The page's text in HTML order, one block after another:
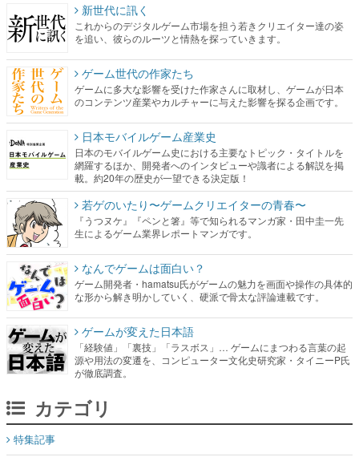
ゲーム世代の作家たち
ゲームに多大な影響を受けた作家さんに取材し、ゲームが日本
のコンテンツ産業やカルチャーに与えた影響を探る企画です。
日本モバイルゲーム産業史
日本のモバイルゲーム史における主要なトピック・タイトルを
網羅するほか、開発者へのインタビューや識者による解説を掲
若ゲのいたり〜ゲームクリエイターの青春〜
『うつヌケ』『ペンと箸』等で知られるマンガ家・田中圭一先
生によるゲーム業界レポートマンガです。
なんでゲームは面白い？
ゲーム開発者・hamatsu氏がゲームの魅力を画面や操作の具体的
な形から解き明かしていく、硬派で骨太な評論連載です。
ゲームが変えた日本語
「経験値」「裏技」「ラスボス」… ゲームにまつわる言葉の起
源や用法の変遷を、コンピューター文化史研究家・タイニーP氏
カテゴリ
マンガ
女性向け